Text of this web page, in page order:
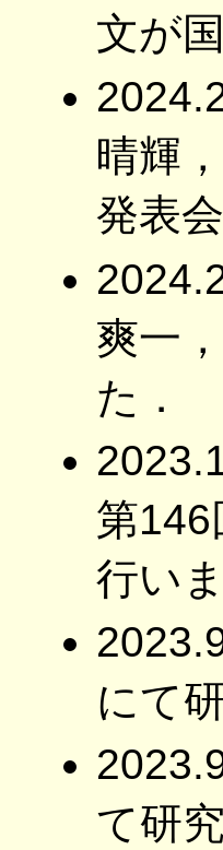
文が
晴輝
発表
爽一
た．
第
行い
にて
て研